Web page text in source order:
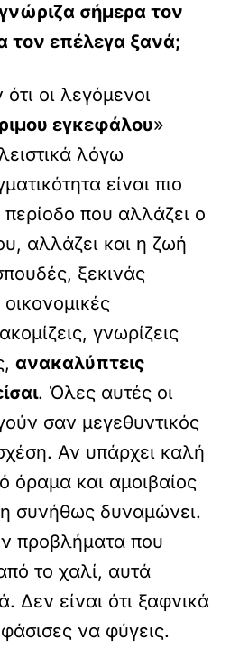
σήμερα τον
τον επέλεγα ξανά;
οι λεγόμενοι
εγκεφάλου»
λόγω
είναι πιο
περίοδο που αλλάζει ο
αλλάζει και η ζωή
ξεκινάς
γνωρίζεις
ανακαλύπτεις
. Όλες αυτές οι
σαν μεγεθυντικός
Αν υπάρχει καλή
όραμα και αμοιβαίος
συνήθως δυναμώνει.
προβλήματα που
το χαλί, αυτά
Δεν είναι ότι ξαφνικά
να φύγεις.